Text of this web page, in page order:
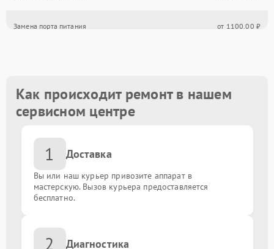
Замена порта питания от 1100.00 ₽
Восстановление после залития
Замена USB порта
Замена порта VGA
Замена мультиконтроллера от 1800.00 ₽
Замена контроллеров
Как происходит ремонт в нашем
сервисном центре
1 Доставка
Вы или наш курьер привозите аппарат в
мастерскую. Вызов курьера предоставляется
бесплатно.
2 Диагностика